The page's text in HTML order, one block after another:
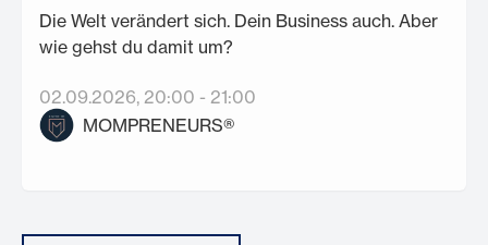
Die Welt verändert sich. Dein Business auch. Aber
wie gehst du damit um?
02.09.2026, 20:00 - 21:00
MOMPRENEURS®